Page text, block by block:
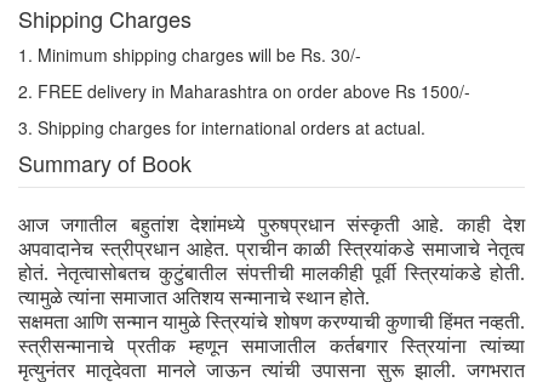
Shipping Charges
1. Minimum shipping charges will be Rs. 30/-
2. FREE delivery in Maharashtra on order above Rs 1500/-
3. Shipping charges for international orders at actual.
Summary of Book
आज जगातील बहुतांश देशांमध्ये पुरुषप्रधान संस्कृती आहे. काही देश
अपवादानेच स्त्रीप्रधान आहेत. प्राचीन काळी स्त्रियांकडे समाजाचे नेतृत्व
होतं. नेतृत्वासोबतच कुटुंबातील संपत्तीची मालकीही पूर्वी स्त्रियांकडे होती.
त्यामुळे त्यांना समाजात अतिशय सन्मानाचे स्थान होते.
सक्षमता आणि सन्मान यामुळे स्त्रियांचे शोषण करण्याची कुणाची हिंमत नव्हती.
स्त्रीसन्मानाचे प्रतीक म्हणून समाजातील कर्तबगार स्त्रियांना त्यांच्या
मृत्युनंतर मातृदेवता मानले जाऊन त्यांची उपासना सुरू झाली. जगभरात